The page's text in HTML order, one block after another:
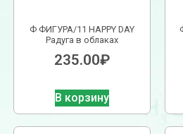
Ф ФИГУРА/11 HAPPY DAY
Радуга в облаках
235.00₽
В корзину